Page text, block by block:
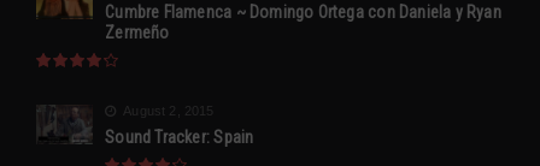
Cumbre Flamenca ~ Domingo Ortega con Daniela y Ryan
Zermeño
August 2, 2015
Sound Tracker: Spain